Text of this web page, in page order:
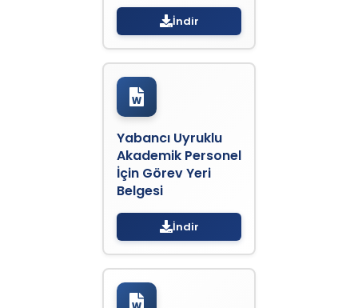
İndir
Yabancı Uyruklu
Akademik Personel
İçin Görev Yeri
Belgesi
İndir